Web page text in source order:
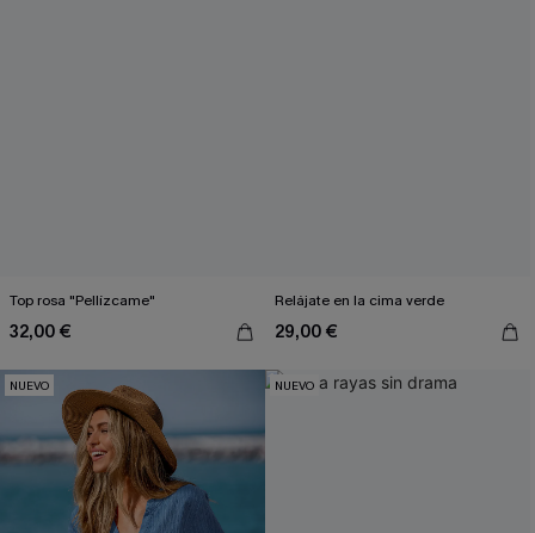
Top rosa "Pellízcame"
32,00 €
Relájate en la cima verde
29,00 €
NUEVO NUEVO